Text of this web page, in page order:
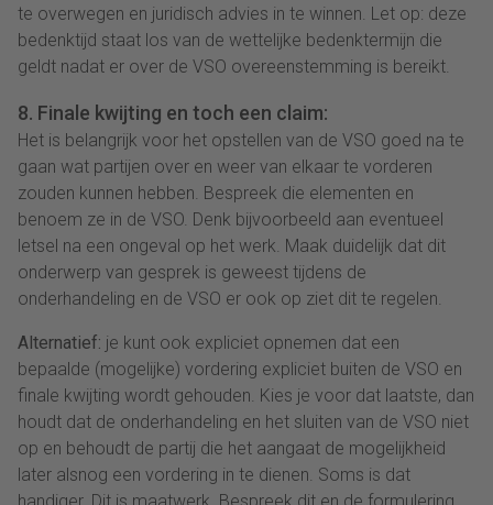
te overwegen en juridisch advies in te winnen. Let op: deze
bedenktijd staat los van de wettelijke bedenktermijn die
geldt nadat er over de VSO overeenstemming is bereikt.
8. Finale kwijting en toch een claim:
Het is belangrijk voor het opstellen van de VSO goed na te
gaan wat partijen over en weer van elkaar te vorderen
zouden kunnen hebben. Bespreek die elementen en
benoem ze in de VSO. Denk bijvoorbeeld aan eventueel
letsel na een ongeval op het werk. Maak duidelijk dat dit
onderwerp van gesprek is geweest tijdens de
onderhandeling en de VSO er ook op ziet dit te regelen.
Alternatief: je kunt ook expliciet opnemen dat een
bepaalde (mogelijke) vordering expliciet buiten de VSO en
finale kwijting wordt gehouden. Kies je voor dat laatste, dan
houdt dat de onderhandeling en het sluiten van de VSO niet
op en behoudt de partij die het aangaat de mogelijkheid
later alsnog een vordering in te dienen. Soms is dat